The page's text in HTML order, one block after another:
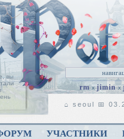
rm xjimin x
вы
⌂ seoul 📅
УЧАСТНИКИ